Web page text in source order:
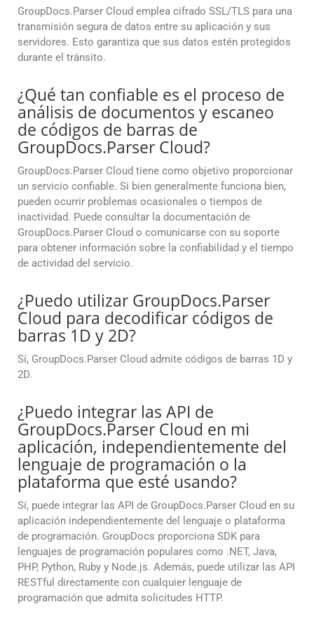
GroupDocs.Parser Cloud emplea cifrado SSL/TLS para una
transmisión segura de datos entre su aplicación y sus
servidores. Esto garantiza que sus datos estén protegidos
durante el tránsito.
¿Qué tan confiable es el proceso de
análisis de documentos y escaneo
de códigos de barras de
GroupDocs.Parser Cloud?
GroupDocs.Parser Cloud tiene como objetivo proporcionar
un servicio confiable. Si bien generalmente funciona bien,
pueden ocurrir problemas ocasionales o tiempos de
inactividad. Puede consultar la documentación de
GroupDocs.Parser Cloud o comunicarse con su soporte
para obtener información sobre la confiabilidad y el tiempo
de actividad del servicio.
¿Puedo utilizar GroupDocs.Parser
Cloud para decodificar códigos de
barras 1D y 2D?
Sí, GroupDocs.Parser Cloud admite códigos de barras 1D y
2D.
¿Puedo integrar las API de
GroupDocs.Parser Cloud en mi
aplicación, independientemente del
lenguaje de programación o la
plataforma que esté usando?
Sí, puede integrar las API de GroupDocs.Parser Cloud en su
aplicación independientemente del lenguaje o plataforma
de programación. GroupDocs proporciona SDK para
lenguajes de programación populares como .NET, Java,
PHP, Python, Ruby y Node.js. Además, puede utilizar las API
RESTful directamente con cualquier lenguaje de
programación que admita solicitudes HTTP.